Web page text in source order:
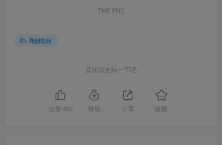
THE END
网创项目
喜欢就支持一下吧
点赞 450 赞赏 分享 收藏